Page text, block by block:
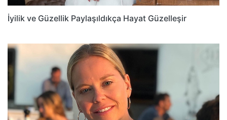
İyilik ve Güzellik Paylaşıldıkça Hayat Güzelleşir